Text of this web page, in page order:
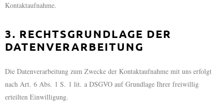
Kontaktaufnahme.
3. RECHTSGRUNDLAGE DER
DATENVERARBEITUNG
Die Datenverarbeitung zum Zwecke der Kontaktaufnahme mit uns erfolgt
nach Art. 6 Abs. 1 S. 1 lit. a DSGVO auf Grundlage Ihrer freiwillig
erteilten Einwilligung.